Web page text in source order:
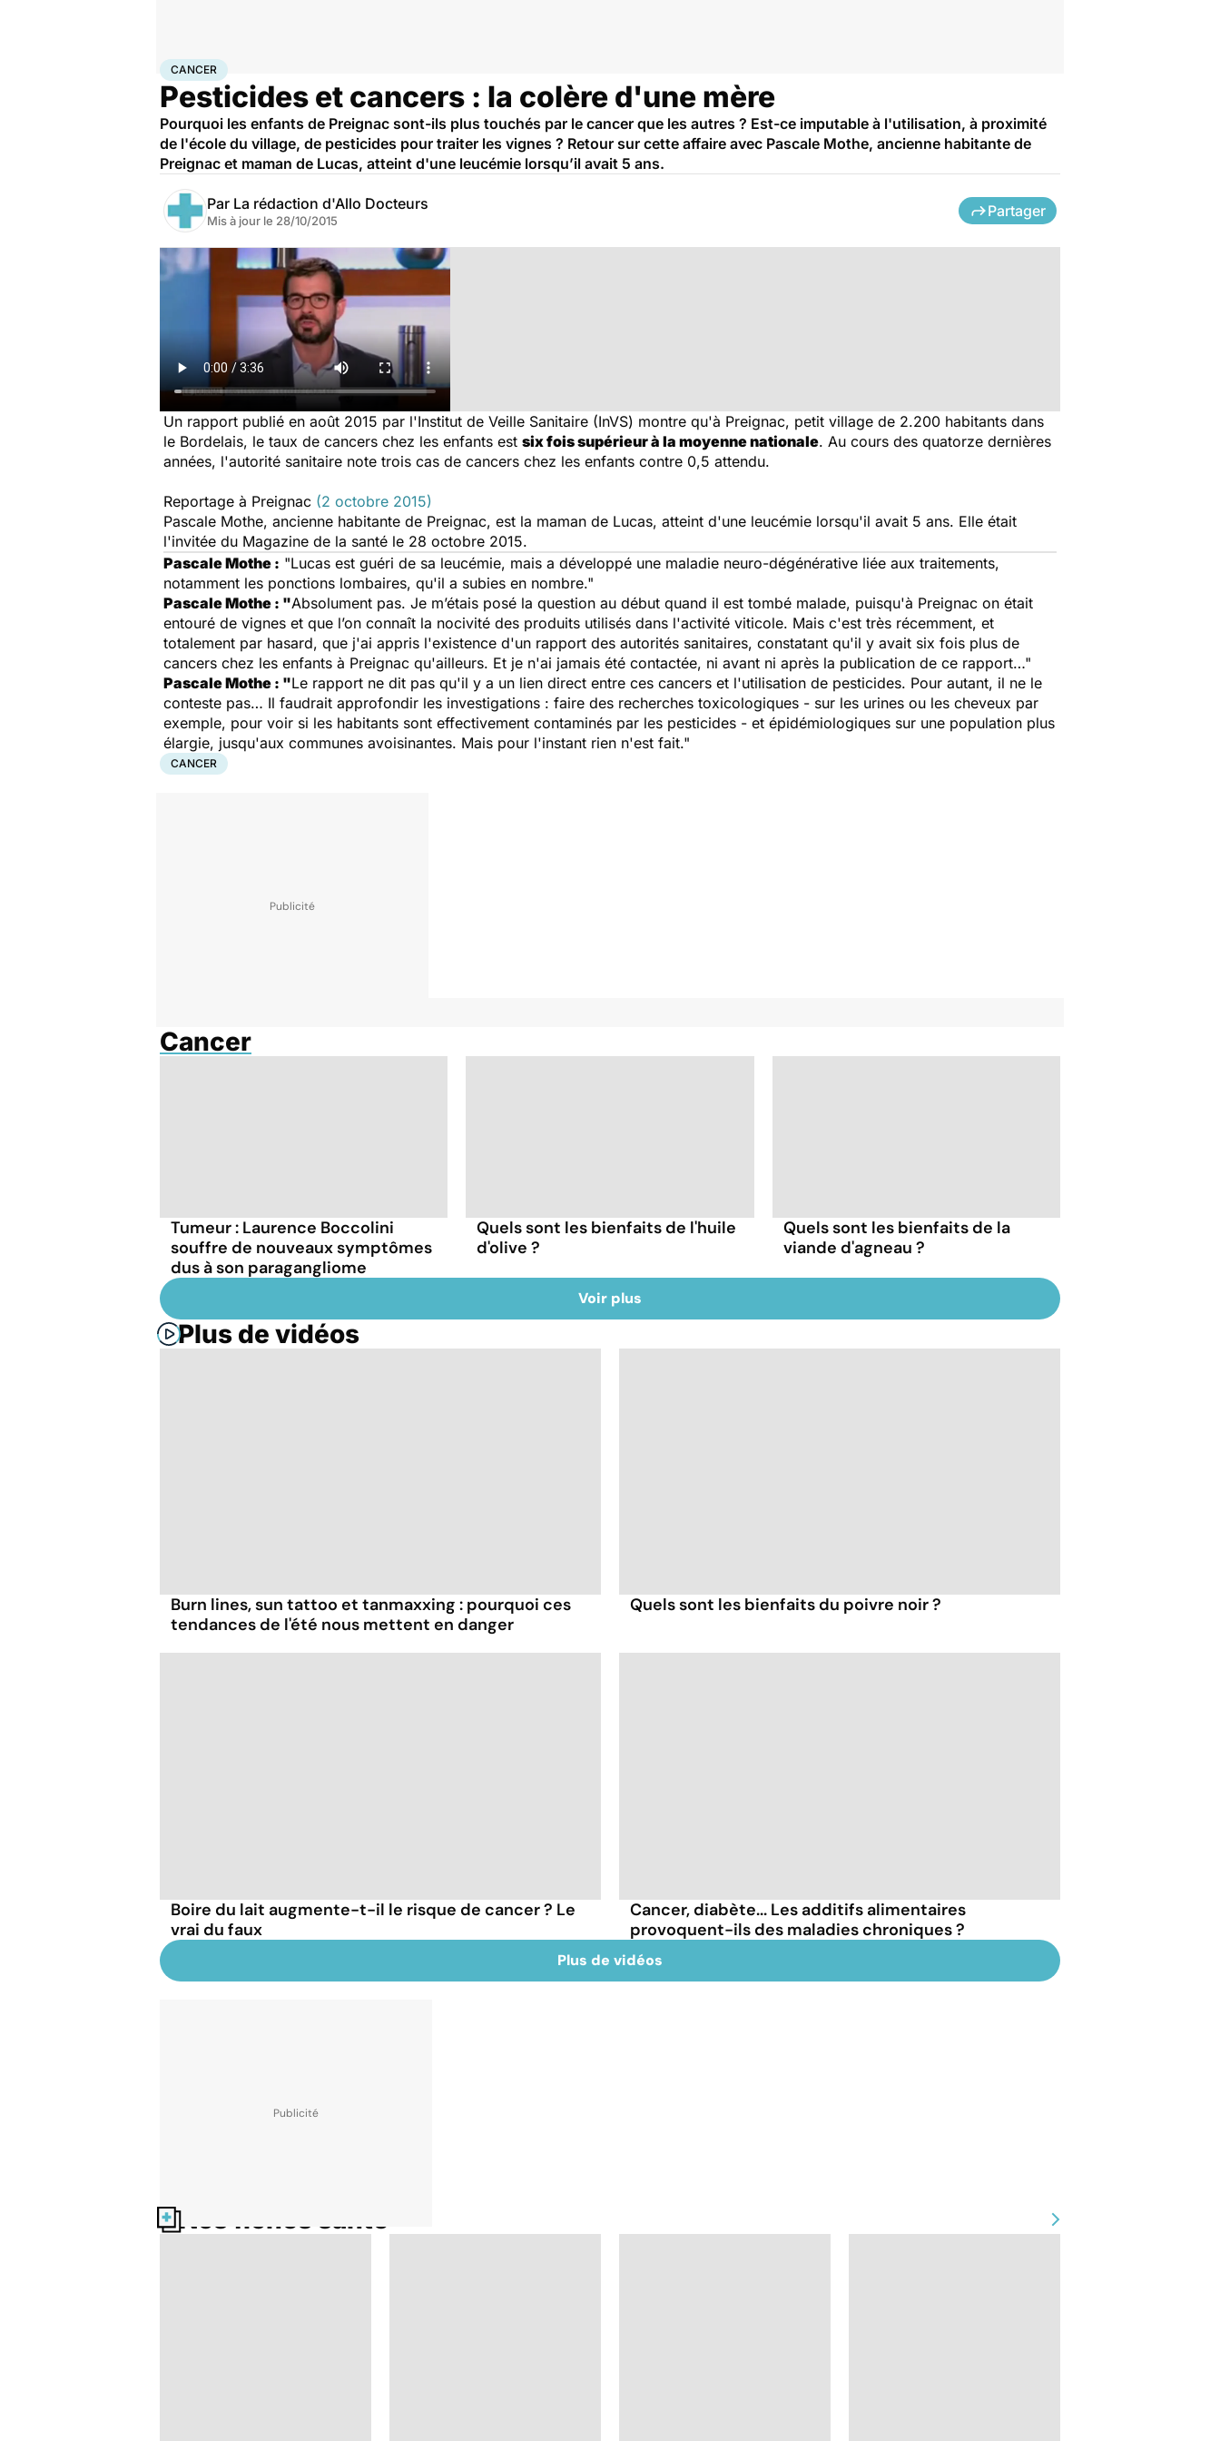
AccueilSanté
CANCER
Pesticides et cancers : la colère d'une mère
Pourquoi les enfants de Preignac sont-ils plus touchés par le cancer que les autres ? Est-ce imputable à l'utilisation, à proximité
de l'école du village, de pesticides pour traiter les vignes ? Retour sur cette affaire avec Pascale Mothe, ancienne habitante de
Preignac et maman de Lucas, atteint d'une leucémie lorsqu’il avait 5 ans.
Par La rédaction d'Allo Docteurs
Mis à jour le 28/10/2015
Partager
Un rapport publié en août 2015 par l'Institut de Veille Sanitaire (InVS) montre qu'à Preignac, petit village de 2.200 habitants dans
le Bordelais, le taux de cancers chez les enfants est six fois supérieur à la moyenne nationale. Au cours des quatorze dernières
années, l'autorité sanitaire note trois cas de cancers chez les enfants contre 0,5 attendu.
Reportage à Preignac (2 octobre 2015)
Pascale Mothe, ancienne habitante de Preignac, est la maman de Lucas, atteint d'une leucémie lorsqu'il avait 5 ans. Elle était
l'invitée du Magazine de la santé le 28 octobre 2015.
Pascale Mothe : "Lucas est guéri de sa leucémie, mais a développé une maladie neuro-dégénérative liée aux traitements,
notamment les ponctions lombaires, qu'il a subies en nombre."
Pascale Mothe : "Absolument pas. Je m’étais posé la question au début quand il est tombé malade, puisqu'à Preignac on était
entouré de vignes et que l’on connaît la nocivité des produits utilisés dans l'activité viticole. Mais c'est très récemment, et
totalement par hasard, que j'ai appris l'existence d'un rapport des autorités sanitaires, constatant qu'il y avait six fois plus de
cancers chez les enfants à Preignac qu'ailleurs. Et je n'ai jamais été contactée, ni avant ni après la publication de ce rapport…"
Pascale Mothe : "Le rapport ne dit pas qu'il y a un lien direct entre ces cancers et l'utilisation de pesticides. Pour autant, il ne le
conteste pas… Il faudrait approfondir les investigations : faire des recherches toxicologiques - sur les urines ou les cheveux par
exemple, pour voir si les habitants sont effectivement contaminés par les pesticides - et épidémiologiques sur une population plus
élargie, jusqu'aux communes avoisinantes. Mais pour l'instant rien n'est fait."
CANCER
Cancer
Tumeur : Laurence Boccolini
souffre de nouveaux symptômes
dus à son paragangliome
Quels sont les bienfaits de l'huile
d'olive ?
Quels sont les bienfaits de la
viande d'agneau ?
Voir plus
Plus de vidéos
Burn lines, sun tattoo et tanmaxxing : pourquoi ces
tendances de l'été nous mettent en danger
Quels sont les bienfaits du poivre noir ?
Boire du lait augmente-t-il le risque de cancer ? Le
vrai du faux
Cancer, diabète... Les additifs alimentaires
provoquent-ils des maladies chroniques ?
Plus de vidéos
Nos fiches santé